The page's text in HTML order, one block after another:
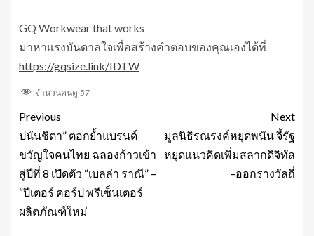
GQ Workwear that works
มาหาแรงบันดาลใจเพื่อสร้างคำตอบของคุณเองได้ที่
https://gqsize.link/IDTW
จำนวนคนดู 57
Previous
ปนันชิตา” ตอกย้ำแบรนด์
ขวัญใจคนไทย ฉลองก้าวเข้า
สู่ปีที่ 8 เปิดตัว “เบลล่า ราณี” –
“ปีเตอร์ คอร์ป พรีเซ็นเตอร์
ผลิตภัณฑ์ใหม่
Next
มูลนิธิรณรงค์หยุดพนัน จี้รัฐ
หยุดแนวคิดเพิ่มสลากดิจิทัล
–ออกรางวัลถี่